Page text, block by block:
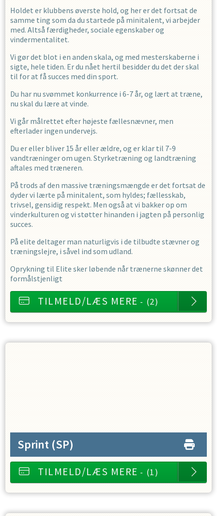
Holdet er klubbens øverste hold, og her er det fortsat de
samme ting som da du startede på minitalent, vi arbejder
med. Altså færdigheder, sociale egenskaber og
vindermentalitet.
Vi gør det blot i en anden skala, og med mesterskaberne i
sigte, hele tiden. Er du nået hertil besidder du det der skal
til for at få succes med din sport.
Du har nu svømmet konkurrence i 6-7 år, og lært at træne,
nu skal du lære at vinde.
Vi går målrettet efter højeste fællesnævner, men
efterlader ingen undervejs.
Du er eller bliver 15 år eller ældre, og er klar til 7-9
vandtræninger om ugen. Styrketræning og landtræning
aftales med træneren.
På trods af den massive træningsmængde er det fortsat de
dyder vi lærte på minitalent, som hyldes; fællesskab,
trivsel, gensidig respekt. Men også at vi bakker op om
vinderkulturen og vi støtter hinanden i jagten på personlig
succes.
På elite deltager man naturligvis i de tilbudte stævner og
træningslejre, i såvel ind som udland.
Oprykning til Elite sker løbende når trænerne skønner det
formålstjenligt
TILMELD/LÆS MERE - (2)
Sprint (SP)
TILMELD/LÆS MERE - (1)